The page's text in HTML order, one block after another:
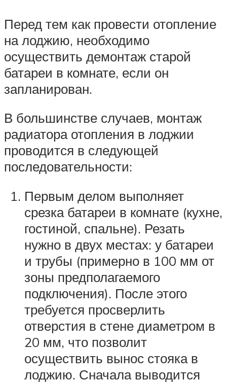
Перед тем как провести отопление
на лоджию, необходимо
осуществить демонтаж старой
батареи в комнате, если он
запланирован.
В большинстве случаев, монтаж
радиатора отопления в лоджии
проводится в следующей
последовательности:
Первым делом выполняет
срезка батареи в комнате (кухне,
гостиной, спальне). Резать
нужно в двух местах: у батареи
и трубы (примерно в 100 мм от
зоны предполагаемого
подключения). После этого
требуется просверлить
отверстия в стене диаметром в
20 мм, что позволит
осуществить вынос стояка в
лоджию. Сначала выводится